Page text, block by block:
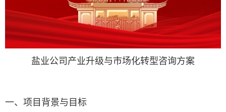
盐业公司产业升级与市场化转型咨询方案
一、项目背景与目标